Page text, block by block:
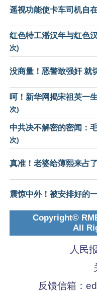
遥视功能使卡车司机自
红色特工潘汉年与红色
次)
没商量！恶警敢强奸 就
呵！新华网揭宋祖英一
次)
中共决不解密的密闻：
次)
真准！老婆给薄熙来占
震惊中外！被安排好的
Copyright©
All
人民
反馈信箱：